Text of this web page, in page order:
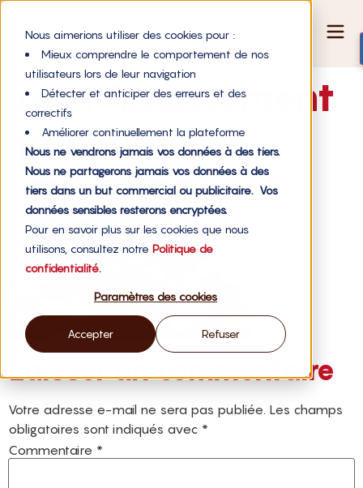
Nous aimerions utiliser des cookies pour :
Mieux comprendre le comportement de nos
utilisateurs lors de leur navigation
Détecter et anticiper des erreurs et des
correctifs
Améliorer continuellement la plateforme
Nous ne vendrons jamais vos données à des tiers.
Nous ne partagerons jamais vos données à des
tiers dans un but commercial ou publicitaire. Vos
données sensibles resterons encryptées.
Pour en savoir plus sur les cookies que nous
utilisons, consultez notre Politique de
confidentialité.
Paramètres des cookies
Accepter Refuser
noel financement
participatif
Laisser un commentaire
Votre adresse e-mail ne sera pas publiée. Les champs
obligatoires sont indiqués avec *
Commentaire *